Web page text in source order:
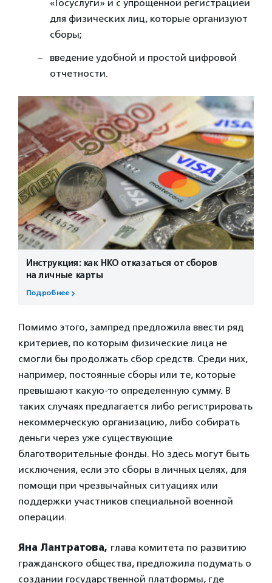
«Госуслуги» и с упрощенной регистрацией
для физических лиц, которые организуют
сборы;
введение удобной и простой цифровой
отчетности.
Инструкция: как НКО отказаться от сборов
на личные карты
Подробнее
Помимо этого, зампред предложила ввести ряд
критериев, по которым физические лица не
смогли бы продолжать сбор средств. Среди них,
например, постоянные сборы или те, которые
превышают какую-то определенную сумму. В
таких случаях предлагается либо регистрировать
некоммерческую организацию, либо собирать
деньги через уже существующие
благотворительные фонды. Но здесь могут быть
исключения, если это сборы в личных целях, для
помощи при чрезвычайных ситуациях или
поддержки участников специальной военной
операции.
Яна Лантратова, глава комитета по развитию
гражданского общества, предложила подумать о
создании государственной платформы, где